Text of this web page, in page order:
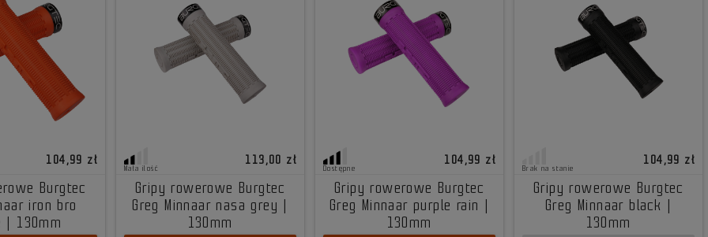
104,99 zł
Burgtec
iron bro
| 130mm
Mała ilość
113,00 zł
Gripy rowerowe Burgtec
Greg Minnaar nasa grey |
130mm
Dostępne
104,99 zł
Gripy rowerowe Burgtec
Greg Minnaar purple rain |
130mm
Brak na stanie
104,99 zł
Gripy rowerowe Burgtec
Greg Minnaar black |
130mm